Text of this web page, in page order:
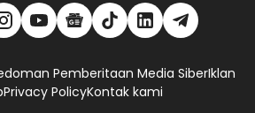
Pemberitaan Media SiberIklan
Privacy PolicyKontak kami